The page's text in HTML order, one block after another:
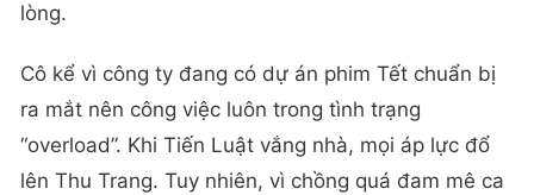
lòng.
Cô kể vì công ty đang có dự án phim Tết chuẩn bị
ra mắt nên công việc luôn trong tình trạng
“overload”. Khi Tiến Luật vắng nhà, mọi áp lực đổ
lên Thu Trang. Tuy nhiên, vì chồng quá đam mê ca